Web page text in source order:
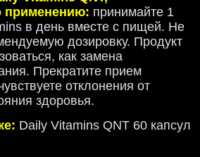
применению: принимайте 1
в день вместе с пищей. Не
дозировку. Продукт
как замена
Прекратите прием
отклонения от
здоровья.
Daily Vitamins QNT 60 капсул